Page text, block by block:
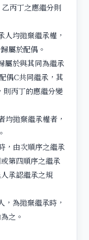
丙丁之應繼分則
人均拋棄繼承權，
屬於配偶。
屬於與其同為繼承
偶C共同繼承，其
則丙丁的應繼分變
均拋棄繼承權者，
，由次順序之繼承
第四順序之繼承
承認繼承之規
，為拋棄繼承時，
之。